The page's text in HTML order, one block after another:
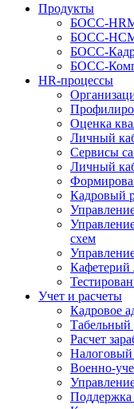
Продукты
БОСС-
БОСС-
БОСС-
БОСС-
HR-процессы
Оценка
Личный
Сервисы
Личный
Кадровый
схем
Кафетерий
Учет и расчеты
Кадровое
Табельный
Расчет
Налоговый
Военно-
Поддержка